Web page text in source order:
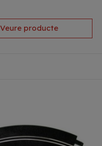
Veure producte